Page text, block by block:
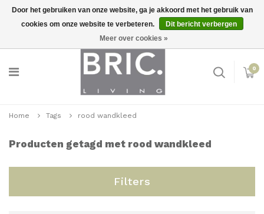
Inloggen
0
Home Tags rood wandkleed
Producten getagd met rood wandkleed
Filters
Door het gebruiken van onze website, ga je akkoord met het gebruik van
cookies om onze website te verbeteren.
Dit bericht verbergen
Meer over cookies »